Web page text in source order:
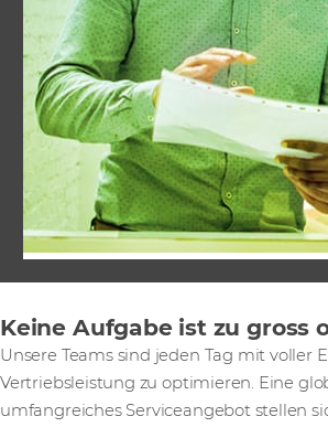
Keine Aufgabe ist zu gross
Unsere Teams sind jeden Tag mit voller
Vertriebsleistung zu optimieren. Eine
umfangreiches Serviceangebot stellen